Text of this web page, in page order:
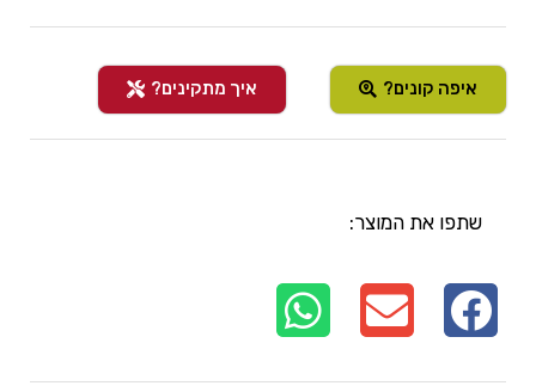
איפה קונים? איך מתקינים?
שתפו את המוצר: